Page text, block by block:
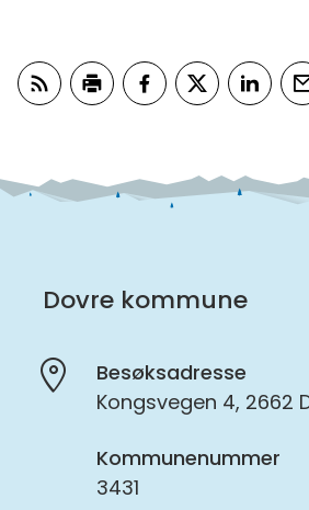
Dovre kommune
Besøksadresse
Kongsvegen 4, 2662
Kommunenummer
3431